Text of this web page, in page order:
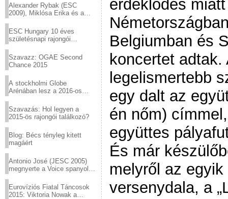
Alexander Rybak (ESC
2009), Miklósa Erika és a
sztárjai a Margitszigeten
ESC Hungary 10 éves
születésnapi rajongói
Szavazz: OGAE Second
Chance 2015
A stockholmi Globe
Arénában lesz a 2016-os
Szavazás: Hol legyen a
2015-ös rajongói találkozó?
Blog: Bécs tényleg kitett
magáért
Antonio José (JESC 2005)
megnyerte a Voice spanyol
Eurovíziós Fiatal Táncosok
2015: Viktoria Nowak a
érdeklődés
Belgiumban és
koncertet
legelismertebb
egy dalt az
én nőm)
együttes
És már
melyről az
versenydala, a